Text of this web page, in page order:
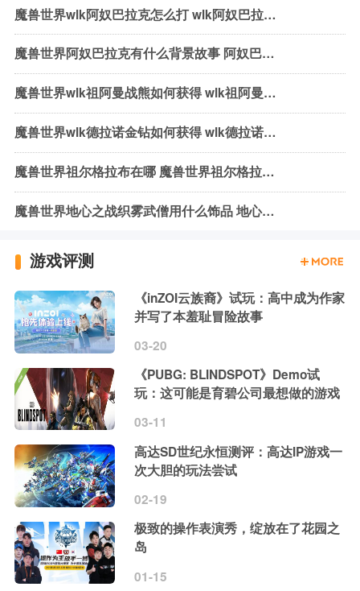
魔兽世界wlk阿奴巴拉克怎么打 wlk阿奴巴拉克机制与打法
魔兽世界阿奴巴拉克有什么背景故事 阿奴巴拉克背景故事介绍
魔兽世界wlk祖阿曼战熊如何获得 wlk祖阿曼战熊获取方式介绍
魔兽世界wlk德拉诺金钻如何获得 wlk德拉诺金钻获取方法介绍
魔兽世界祖尔格拉布在哪 魔兽世界祖尔格拉布位置介绍
魔兽世界地心之战织雾武僧用什么饰品 地心之战织雾武僧饰品推荐
游戏评测
《inZOI云族裔》试玩：高中成为作家
并写了本羞耻冒险故事
03-20
《PUBG: BLINDSPOT》Demo试
玩：这可能是育碧公司最想做的游戏
03-11
高达SD世纪永恒测评：高达IP游戏一
次大胆的玩法尝试
02-19
极致的操作表演秀，绽放在了花园之
岛
01-15